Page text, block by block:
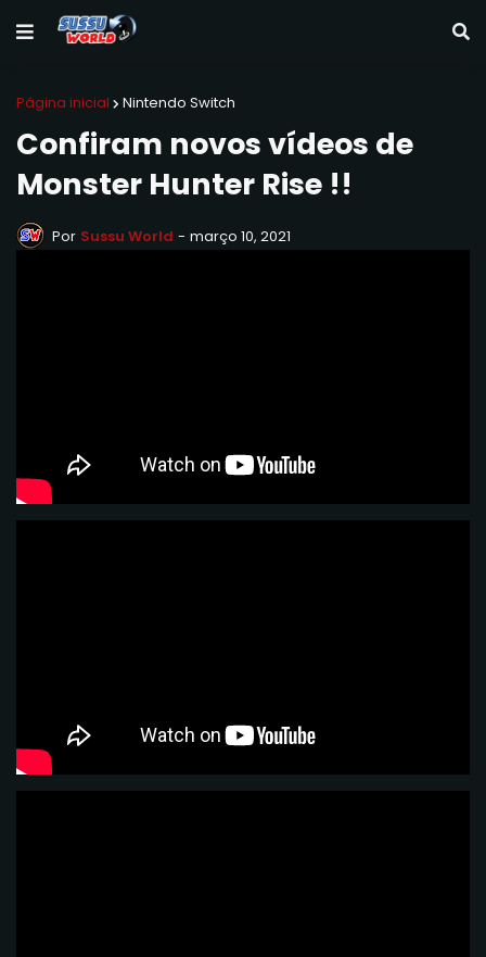
Página inicial Nintendo Switch
Confiram novos vídeos de
Monster Hunter Rise !!
Por Sussu World - março 10, 2021